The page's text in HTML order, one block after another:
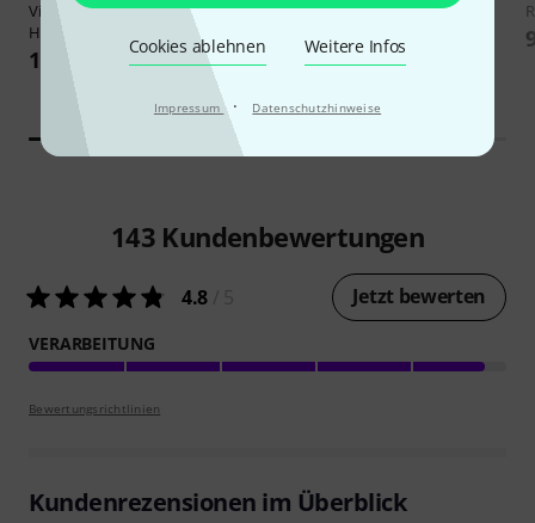
Cookies ablehnen Weitere Infos
Impressum · Datenschutzhinweise
Vic Firth5A American Classic
Hickory
13,90 €
MilleniumMDT4 Drum Throne
44 €
143 Kundenbewertungen
4.8 Jetzt bewerten
VERARBEITUNG
Bewertungsrichtlinien
Kundenrezensionen im Überblick